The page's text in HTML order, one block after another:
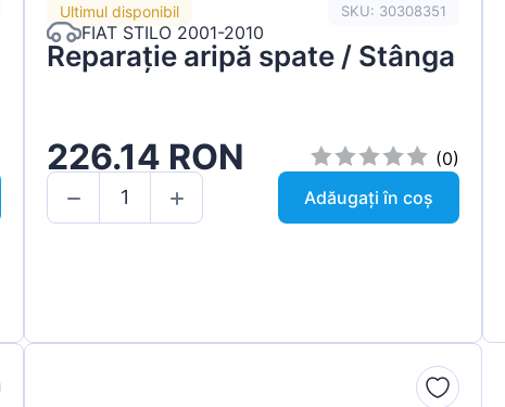
Ultimul disponibil SKU: 30308351
FIAT STILO 2001-2010
Reparație aripă spate / Stânga
226.14 RON
(0)
Adăugați în coș